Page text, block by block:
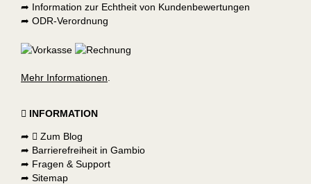
➦ Information zur Echtheit von Kundenbewertungen
➦ ODR-Verordnung
Mehr Informationen
INFORMATION
➦
Zum Blog
➦ Barrierefreiheit in Gambio
➦ Fragen & Support
➦ Sitemap